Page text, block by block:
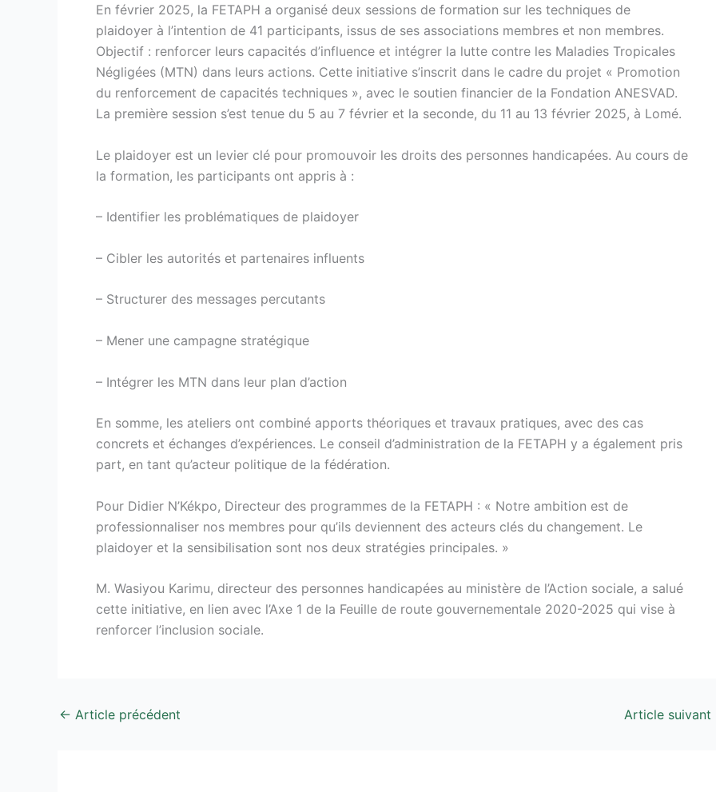
En février 2025, la FETAPH a organisé deux sessions de formation sur les techniques de
plaidoyer à l’intention de 41 participants, issus de ses associations membres et non membres.
Objectif : renforcer leurs capacités d’influence et intégrer la lutte contre les Maladies Tropicales
Négligées (MTN) dans leurs actions. Cette initiative s’inscrit dans le cadre du projet « Promotion
du renforcement de capacités techniques », avec le soutien financier de la Fondation ANESVAD.
La première session s’est tenue du 5 au 7 février et la seconde, du 11 au 13 février 2025, à Lomé.
Le plaidoyer est un levier clé pour promouvoir les droits des personnes handicapées. Au cours de
la formation, les participants ont appris à :
– Identifier les problématiques de plaidoyer
– Cibler les autorités et partenaires influents
– Structurer des messages percutants
– Mener une campagne stratégique
– Intégrer les MTN dans leur plan d’action
En somme, les ateliers ont combiné apports théoriques et travaux pratiques, avec des cas
concrets et échanges d’expériences. Le conseil d’administration de la FETAPH y a également pris
part, en tant qu’acteur politique de la fédération.
Pour Didier N’Kékpo, Directeur des programmes de la FETAPH : « Notre ambition est de
professionnaliser nos membres pour qu’ils deviennent des acteurs clés du changement. Le
plaidoyer et la sensibilisation sont nos deux stratégies principales. »
M. Wasiyou Karimu, directeur des personnes handicapées au ministère de l’Action sociale, a salué
cette initiative, en lien avec l’Axe 1 de la Feuille de route gouvernementale 2020-2025 qui vise à
renforcer l’inclusion sociale.
← Article précédent Article suivant